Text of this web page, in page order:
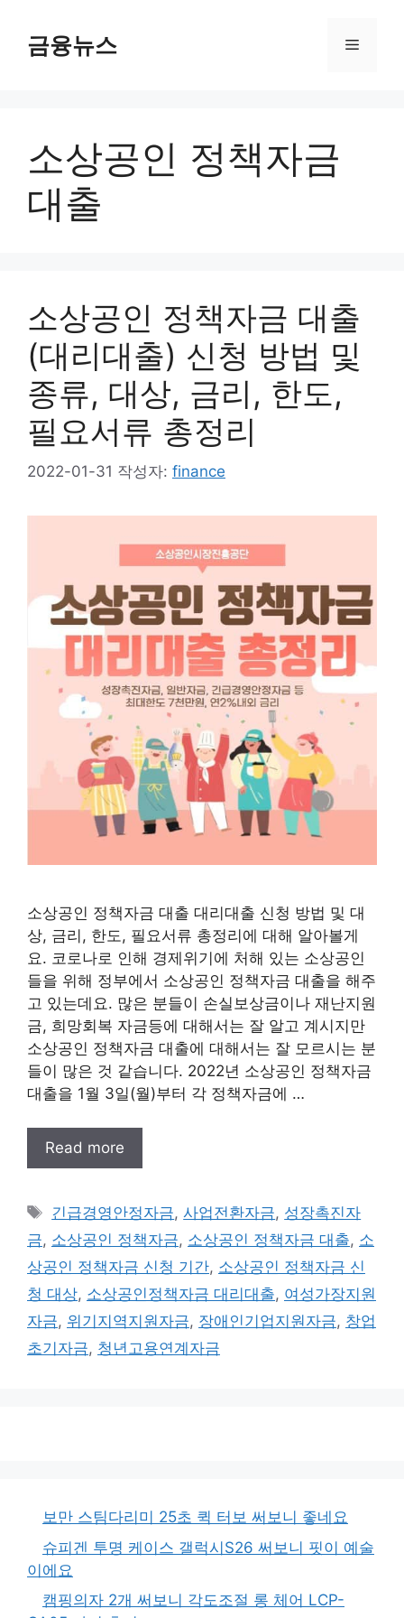
금융뉴스 메
소상공인 정책자금
대출
소상공인 정책자금 대출
(대리대출) 신청 방법 및
종류, 대상, 금리, 한도,
필요서류 총정리
2022-01-31 작성자: finance
소상공인 정책자금 대출 대리대출 신청 방법 및 대
상, 금리, 한도, 필요서류 총정리에 대해 알아볼게
요. 코로나로 인해 경제위기에 처해 있는 소상공인
들을 위해 정부에서 소상공인 정책자금 대출을 해주
고 있는데요. 많은 분들이 손실보상금이나 재난지원
금, 희망회복 자금등에 대해서는 잘 알고 계시지만
소상공인 정책자금 대출에 대해서는 잘 모르시는 분
들이 많은 것 같습니다. 2022년 소상공인 정책자금
대출을 1월 3일(월)부터 각 정책자금에 …
Read more
태
그
긴급경영안정자금,사업전환자금, 성장촉진자
금, 소상공인 정책자금, 소상공인 정책자금 대출, 소
상공인 정책자금 신청 기간, 소상공인 정책자금 신
청 대상, 소상공인정책자금 대리대출, 여성가장지원
자금, 위기지역지원자금, 장애인기업지원자금, 창업
초기자금, 청년고용연계자금
보만 스팀다리미 25초 퀵 터보 써보니 좋네요
슈피겐 투명 케이스 갤럭시S26 써보니 핏이 예술
이에요
캠핑의자 2개 써보니 각도조절 롱 체어 LCP-